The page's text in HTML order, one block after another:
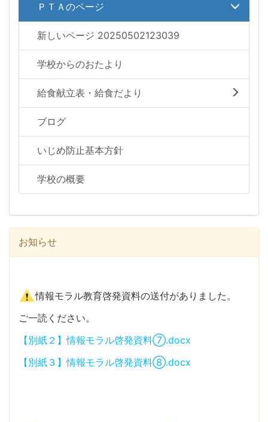
ＰＴＡのページ
新しいページ 20250502123039
学校からのおたより
給食献立表・給食だより
ブログ
いじめ防止基本方針
学校の概要
お知らせ
情報モラル教育啓発資料の送付がありました。
ご一読ください。
【別紙２】情報モラル啓発資料⑦.docx
【別紙３】情報モラル啓発資料⑧.docx